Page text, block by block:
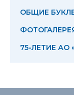
ОБЩИЕ
75-ЛЕТИЕ АО